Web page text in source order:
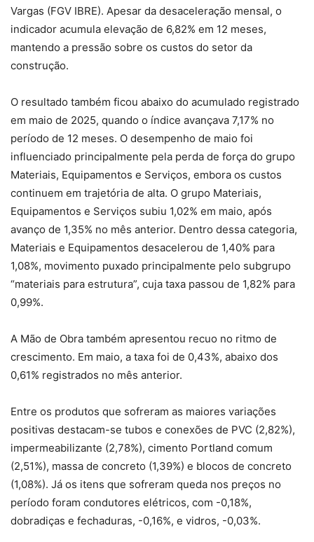
Vargas (FGV IBRE). Apesar da desaceleração mensal, o
indicador acumula elevação de 6,82% em 12 meses,
mantendo a pressão sobre os custos do setor da
construção.
O resultado também ficou abaixo do acumulado registrado
em maio de 2025, quando o índice avançava 7,17% no
período de 12 meses. O desempenho de maio foi
influenciado principalmente pela perda de força do grupo
Materiais, Equipamentos e Serviços, embora os custos
continuem em trajetória de alta. O grupo Materiais,
Equipamentos e Serviços subiu 1,02% em maio, após
avanço de 1,35% no mês anterior. Dentro dessa categoria,
Materiais e Equipamentos desacelerou de 1,40% para
1,08%, movimento puxado principalmente pelo subgrupo
“materiais para estrutura”, cuja taxa passou de 1,82% para
0,99%.
A Mão de Obra também apresentou recuo no ritmo de
crescimento. Em maio, a taxa foi de 0,43%, abaixo dos
0,61% registrados no mês anterior.
Entre os produtos que sofreram as maiores variações
positivas destacam-se tubos e conexões de PVC (2,82%),
impermeabilizante (2,78%), cimento Portland comum
(2,51%), massa de concreto (1,39%) e blocos de concreto
(1,08%). Já os itens que sofreram queda nos preços no
período foram condutores elétricos, com -0,18%,
dobradiças e fechaduras, -0,16%, e vidros, -0,03%.